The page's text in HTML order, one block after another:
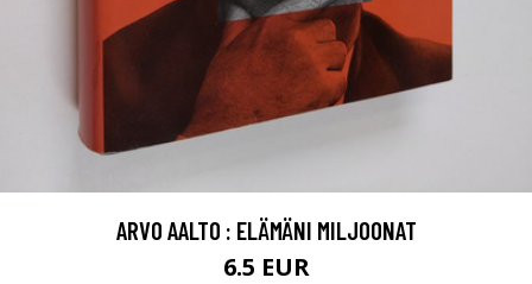
ARVO AALTO : ELÄMÄNI MILJOONAT
6.5 EUR